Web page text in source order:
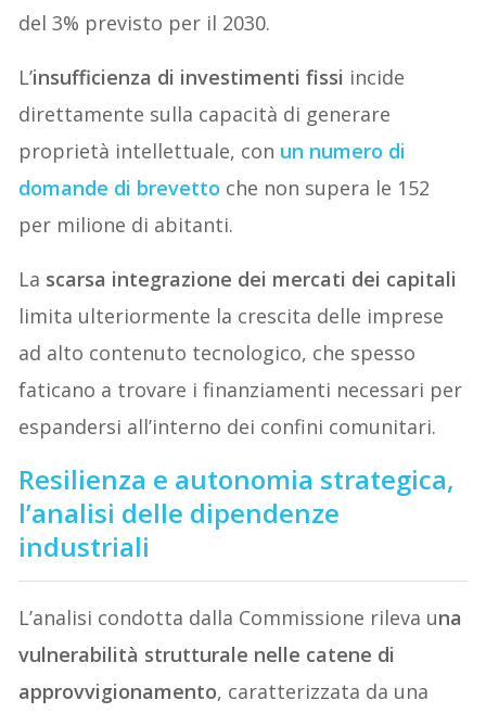
del 3% previsto per il 2030.
L’insufficienza di investimenti fissi incide
direttamente sulla capacità di generare
proprietà intellettuale, con un numero di
domande di brevetto che non supera le 152
per milione di abitanti.
La scarsa integrazione dei mercati dei capitali
limita ulteriormente la crescita delle imprese
ad alto contenuto tecnologico, che spesso
faticano a trovare i finanziamenti necessari per
espandersi all’interno dei confini comunitari.
Resilienza e autonomia strategica,
l’analisi delle dipendenze
industriali
L’analisi condotta dalla Commissione rileva una
vulnerabilità strutturale nelle catene di
approvvigionamento, caratterizzata da una